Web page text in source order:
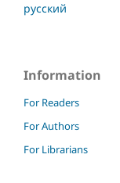
русский
Information
For Readers
For Authors
For Librarians